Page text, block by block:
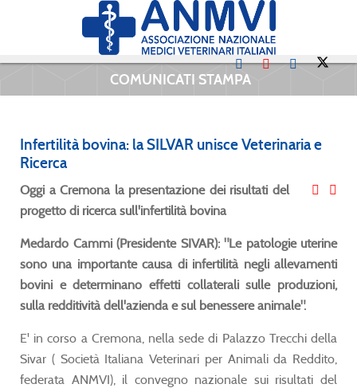
COMUNICATI STAMPA
Infertilità bovina: la SILVAR unisce Veterinaria e
Ricerca
Oggi a Cremona la presentazione dei risultati del
progetto di ricerca sull'infertilità bovina
Medardo Cammi (Presidente SIVAR): "Le patologie uterine
sono una importante causa di infertilità negli allevamenti
bovini e determinano effetti collaterali sulle produzioni,
sulla redditività dell'azienda e sul benessere animale".
E' in corso a Cremona, nella sede di Palazzo Trecchi della
Sivar ( Società Italiana Veterinari per Animali da Reddito,
federata ANMVI), il convegno nazionale sui risultati del